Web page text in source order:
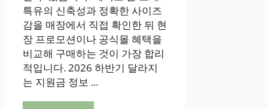
특유의 신축성과 정확한 사이즈
감을 매장에서 직접 확인한 뒤 현
장 프로모션이나 공식몰 혜택을
비교해 구매하는 것이 가장 합리
적입니다. 2026 하반기 달라지
는 지원금 정보 ...